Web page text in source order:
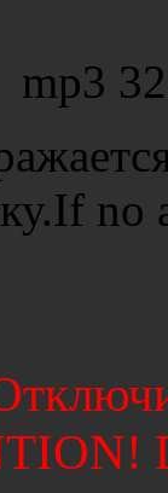
mp3